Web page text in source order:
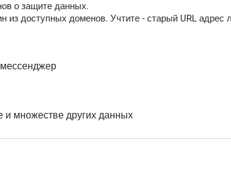
о защите данных.
доступных доменов. Учтите - старый URL адрес
и множестве других данных